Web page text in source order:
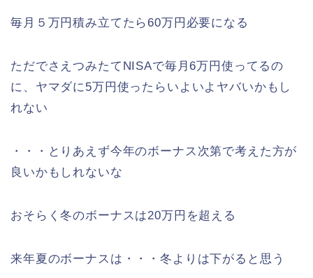
毎月５万円積み立てたら60万円必要になる
ただでさえつみたてNISAで毎月6万円使ってるの
に、ヤマダに5万円使ったらいよいよヤバいかもし
れない
・・・とりあえず今年のボーナス次第で考えた方が
良いかもしれないな
おそらく冬のボーナスは20万円を超える
来年夏のボーナスは・・・冬よりは下がると思う